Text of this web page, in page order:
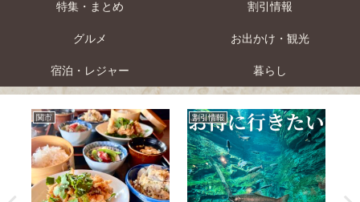
特集・まとめ 割引情報
グルメ お出かけ・観光
宿泊・レジャー 暮らし
関市 割引情報